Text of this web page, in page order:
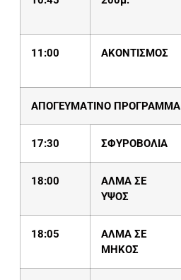
11:00 ΑΚΟΝΤΙΣΜΟΣ
ΑΠΟΓΕΥΜΑΤΙΝΟ ΠΡΟΓΡΑΜΜΑ
17:30 ΣΦΥΡΟΒΟΛΙΑ
18:00
ΑΛΜΑ ΣΕ
ΥΨΟΣ
18:05
ΑΛΜΑ ΣΕ
ΜΗΚΟΣ